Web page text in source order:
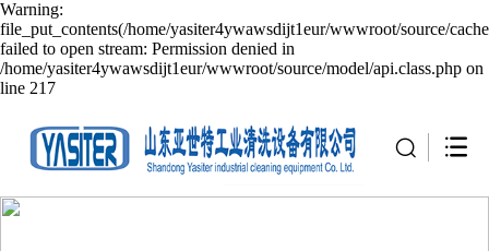
Warning:
file_put_contents(/home/yasiter4ywawsdijt1eur/wwwroot/source/
failed to open stream: Permission denied in
/home/yasiter4ywawsdijt1eur/wwwroot/source/model/api.class.php on
line 217